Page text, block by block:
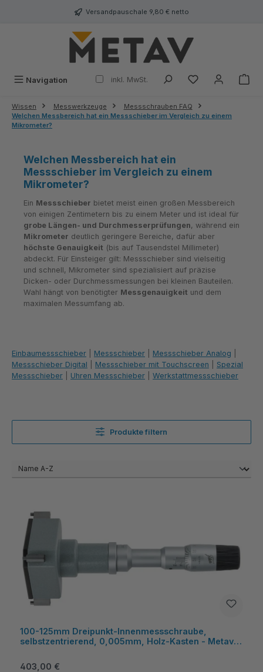
Versandpauschale 9,80 € netto
Navigation inkl. MwSt.
Wissen Messwerkzeuge
Messschrauben FAQ
Welchen Messbereich hat ein Messschieber im Vergleich zu einem
Mikrometer?
Welchen Messbereich hat ein
Messschieber im Vergleich zu einem
Mikrometer?
Ein Messschieber bietet meist einen großen Messbereich
von einigen Zentimetern bis zu einem Meter und ist ideal für
grobe Längen- und Durchmesserprüfungen, während ein
Mikrometer deutlich geringere Bereiche, dafür aber
höchste Genauigkeit (bis auf Tausendstel Millimeter)
abdeckt. Für Einsteiger gilt: Messschieber sind vielseitig
und schnell, Mikrometer sind spezialisiert auf präzise
Dicken- oder Durchmessmessungen bei kleinen Bauteilen.
Wahl hängt von benötigter Messgenauigkeit und dem
maximalen Messumfang ab.
Einbaumessschieber Messschieber Messschieber Analog
Messschieber Digital
Messschieber mit Touchscreen
Spezial
Messschieber
Uhren Messschieber Werkstattmessschieber
Produkte filtern
100-125mm Dreipunkt-Innenmessschraube,
selbstzentrierend, 0,005mm, Holz-Kasten - Metav
Regulärer Preis:
403,00 €